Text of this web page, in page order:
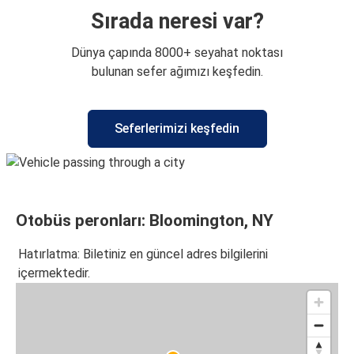
Sırada neresi var?
Dünya çapında 8000+ seyahat noktası
bulunan sefer ağımızı keşfedin.
Seferlerimizi keşfedin
Otobüs peronları: Bloomington, NY
Hatırlatma: Biletiniz en güncel adres bilgilerini
içermektedir.